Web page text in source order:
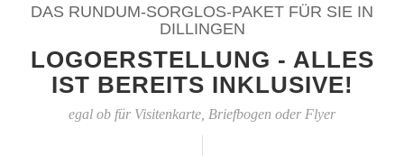
DAS RUNDUM-SORGLOS-PAKET FÜR SIE IN
DILLINGEN
LOGOERSTELLUNG - ALLES
IST BEREITS INKLUSIVE!
egal ob für Visitenkarte, Briefbogen oder Flyer